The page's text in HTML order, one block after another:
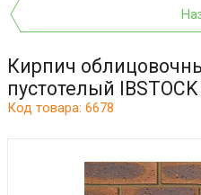
Кирпич
пустотелый
Код товара: 6678